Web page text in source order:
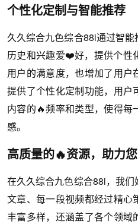
个性化定制与智能推荐
久久综合九色综合88i通过智
历史和兴趣爱❤️好，提供个性
用户的满意度，也增加了用
提供了个性化定制功能，用户
内容的🔥频率和类型，使得每
感。
高质量的🔥资源，助力
在久久综合九色综合88i，我
文章、每一段视频都经过精心
丰富多样，还涵盖了各个领域